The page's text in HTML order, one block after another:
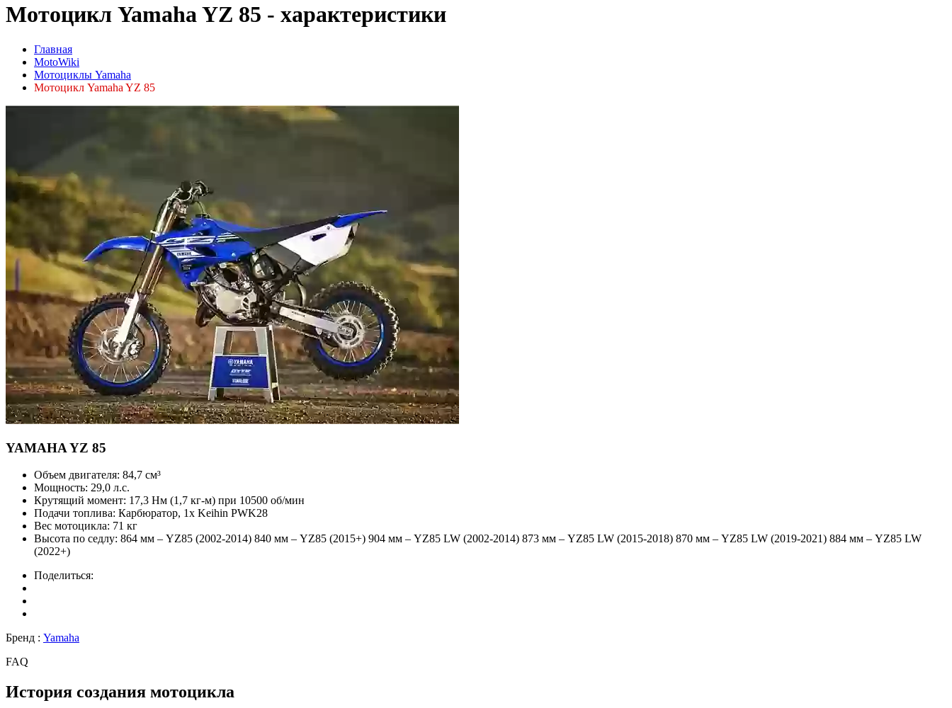
Мотоцикл Yamaha YZ 85 - характеристики
Главная
MotoWiki
Мотоциклы Yamaha
Мотоцикл Yamaha YZ 85
YAMAHAYZ 85
Объем двигателя: 84,7 см³
Мощность: 29,0 л.с.
Крутящий момент: 17,3 Нм (1,7 кг-м) при 10500 об/мин
Подачи топлива: Карбюратор, 1x Keihin PWK28
Вес мотоцикла: 71 кг
Высота по седлу: 864 мм – YZ85 (2002-2014) 840 мм – YZ85 (2015+) 904 мм – YZ85 LW (2002-2014) 873 мм – YZ85 LW (2015-2018) 870 мм – YZ85 LW (2019-2021) 884 мм – YZ85 LW
(2022+)
Поделиться:
Бренд : Yamaha
FAQ
История создания мотоцикла